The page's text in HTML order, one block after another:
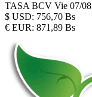
TASA BCV Vie 07/08
$ USD: 756,70 Bs
€ EUR: 871,89 Bs